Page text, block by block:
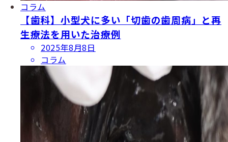
コラム
【歯科】小型犬に多い「切歯の歯周病」と再
生療法を用いた治療例
投
稿
日
2025年8月8日
コラム